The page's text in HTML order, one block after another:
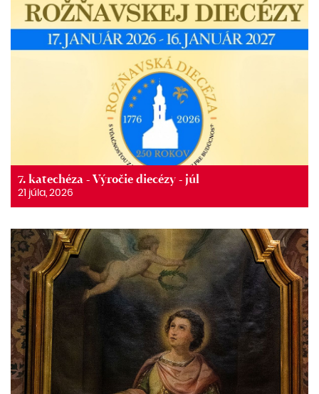
7. katechéza - Výročie diecézy - júl
21 júla, 2026